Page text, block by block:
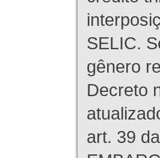
SELIC.
gênero
Decreto
art. 39